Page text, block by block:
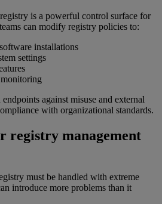
is a powerful control surface for
can modify registry policies to:
installations
settings
against misuse and external
with organizational standards.
registry management
must be handled with extreme
introduce more problems than it